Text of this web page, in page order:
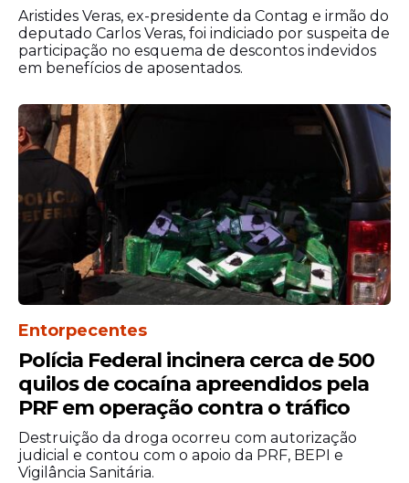
Aristides Veras, ex-presidente da Contag e irmão do
deputado Carlos Veras, foi indiciado por suspeita de
participação no esquema de descontos indevidos
em benefícios de aposentados.
Entorpecentes
Polícia Federal incinera cerca de 500
quilos de cocaína apreendidos pela
PRF em operação contra o tráfico
Destruição da droga ocorreu com autorização
judicial e contou com o apoio da PRF, BEPI e
Vigilância Sanitária.